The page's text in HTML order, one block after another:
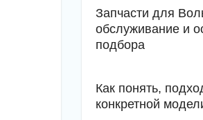
Запчасти для
обслуживание и
подбора
Как понять,
конкретной